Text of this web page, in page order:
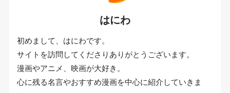
はにわ
初めまして、はにわです。
サイトを訪問してくださりありがとうございます。
漫画やアニメ、映画が大好き。
心に残る名言やおすすめ漫画を中心に紹介していきま